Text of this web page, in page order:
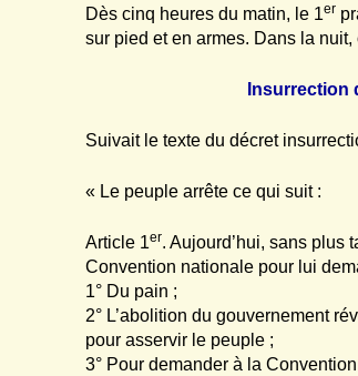
Dès cinq heures du matin, le 1er
sur pied et en armes. Dans la
Insurrection
Suivait le texte du décret
« Le peuple arrête ce qui suit :
Article 1er. Aujourd’hui, sans plus
Convention nationale pour lui
1° Du pain ;
2° L’abolition du gouvernement
pour asservir le peuple ;
3° Pour demander à la